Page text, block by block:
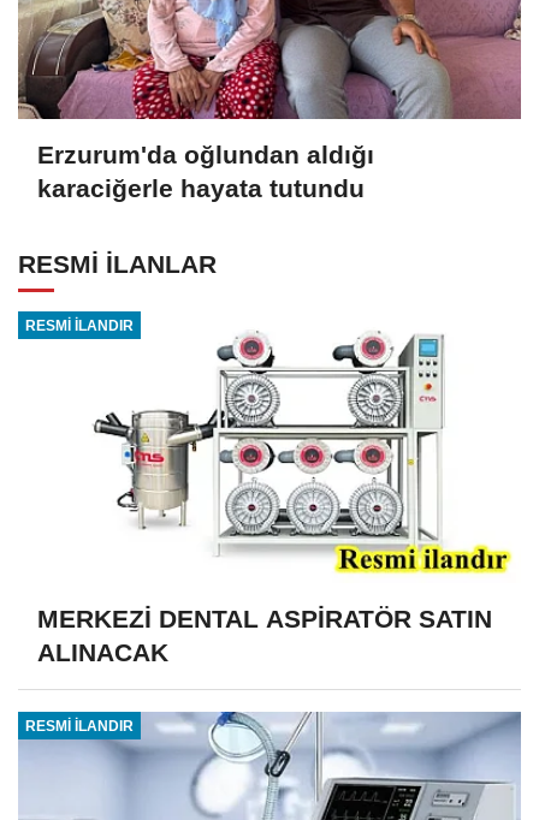
Erzurum'da oğlundan aldığı
karaciğerle hayata tutundu
RESMİ İLANLAR
RESMİ İLANDIR
MERKEZİ DENTAL ASPİRATÖR SATIN
ALINACAK
RESMİ İLANDIR